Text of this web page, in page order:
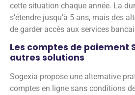
cette situation chaque année. La
s’étendre jusqu’à 5 ans, mais des
de garder accès aux services
Les comptes de paiement
autres solutions
Sogexia propose une alternative
comptes en ligne sans conditions